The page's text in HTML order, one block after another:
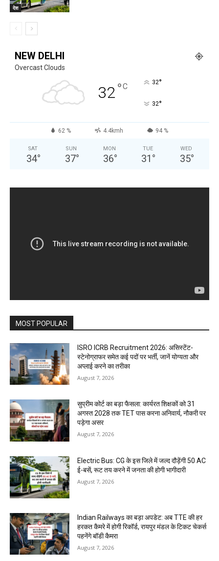
देश
NEW DELHI
Overcast Clouds
32°C 32°
32°
62 % 4.4kmh 94 %
SAT
34°
SUN
37°
MON
36°
TUE
31 °
WED
35°
MOST POPULAR
ISRO ICRB Recruitment 2026: असिस्टेंट-
स्टेनोग्राफर समेत कई पदों पर भर्ती, जानें योग्यता और
अप्लाई करने का तरीका
August 7, 2026
सुप्रीम कोर्ट का बड़ा फैसला: कार्यरत शिक्षकों को 31
अगस्त 2028 तक TET पास करना अनिवार्य, नौकरी पर
पड़ेगा असर
August 7, 2026
Electric Bus: CG के इस जिले में जल्द दौड़ेंगी 50 AC
ई-बसें, रूट तय करने में जनता की होगी भागीदारी
August 7, 2026
Indian Railways का बड़ा अपडेट: अब TTE की हर
हरकत कैमरे में होगी रिकॉर्ड, रायपुर मंडल के टिकट चेकर्स
पहनेंगे बॉडी कैमरा
August 7, 2026